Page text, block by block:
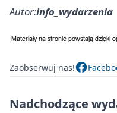
Autor:info_wydarzenia
Zaobserwuj nas!
Nadchodzące